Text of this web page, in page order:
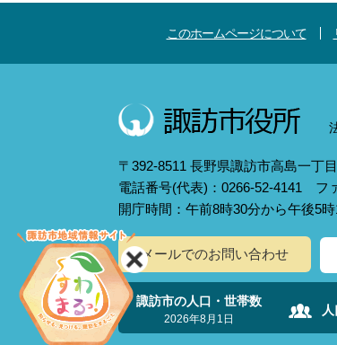
このホームページについて
〒392-8511 長野県諏訪市高島一丁
電話番号(代表)：0266-52-4141 フ
開庁時間：午前8時30分から午後5
メールでのお問い合わせ
諏訪市の人口・世帯数
2026年8月1日
人